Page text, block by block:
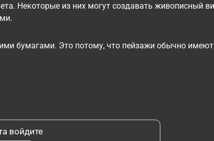
Некоторые из них могут создавать живописный
бумагами. Это потому, что пейзажи обычно
войдите